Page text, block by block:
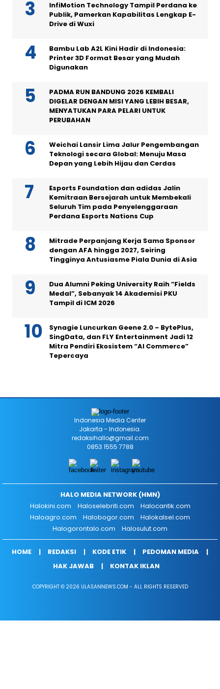
InfiMotion Technology Tampil Perdana ke
Publik, Pamerkan Kapabilitas Lengkap E-
Drive di Wuxi
Bambu Lab A2L Kini Hadir di Indonesia:
Printer 3D Format Besar yang Mudah
Digunakan
PADMA RUN BANDUNG 2026 KEMBALI
DIGELAR DENGAN MISI YANG LEBIH BESAR,
MENYATUKAN PARA PELARI UNTUK
PERUBAHAN
Weichai Lansir Lima Jalur Pengembangan
Teknologi secara Global: Menuju Masa
Depan yang Lebih Hijau dan Cerdas
Esports Foundation dan adidas Jalin
Kemitraan Bersejarah untuk Membekali
Seluruh Tim pada Penyelenggaraan
Perdana Esports Nations Cup
Mitrade Perpanjang Kerja Sama Sponsor
dengan AFA hingga 2027, Seiring
Tingginya Antusiasme Piala Dunia di Asia
Dua Alumni Peking University Raih “Fields
Medal”, Sebanyak 14 Akademisi PKU
Tampil di ICM 2026
Synagie Luncurkan Geene 2.0 – BytePlus,
SingData, dan FLY Entertainment Jadi 12
Mitra Pendiri Ekosistem “AI Commerce”
Tepercaya
Indonesia Media Center
Jakarta - Indonesia.
redaksihallo@gmail.com
0853 1555 7788
HALO MEDIA NETWORK (HMN)
Halokini.com
Haloselebriti.com
Halocantik.com
Haloagro.com
Halobogor.com
Halokalsel.com
Halogorontalo.com
Halosulut.com
HOME REDAKSI KODE ETIK
PEDOMAN MEDIA
HAK JAWAB
KONTAK IKLAN
COPYRIGHT © 2026 ULASANNEWS.COM - ALL RIGHTS RESERVED